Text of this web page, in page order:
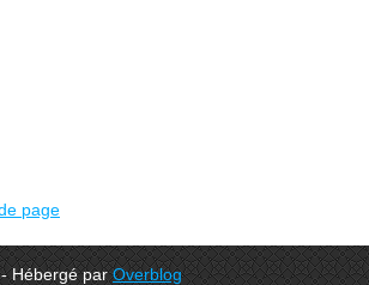
page
Hébergé parOverblog